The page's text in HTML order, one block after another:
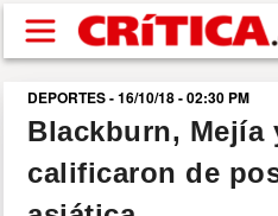
Pasar al contenido principal
buscar
SUCESOS
DEPORTES - 16/10/18 - 02:30 PM
Blackburn, Mejía
calificaron de